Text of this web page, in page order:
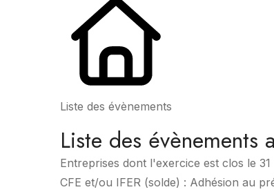
Liste des évènements
Liste des
Entreprises dont l'exercice est clos le 31
CFE et/ou IFER (solde) : Adhésion au